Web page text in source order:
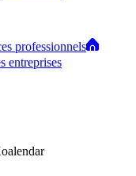
professionnels
entreprises